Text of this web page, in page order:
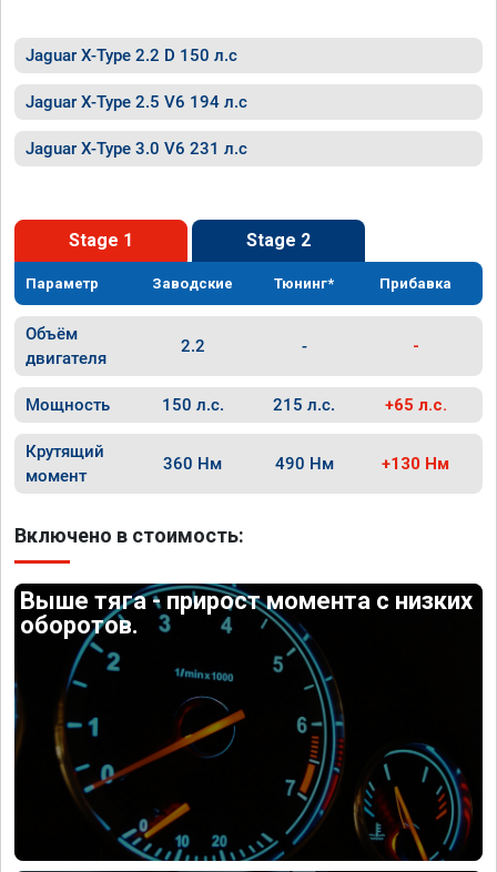
Jaguar X-Type 2.2 D 150 л.с
Jaguar X-Type 2.5 V6 194 л.с
Jaguar X-Type 3.0 V6 231 л.с
Stage 1 Stage 2
Параметр Заводские Тюнинг* Прибавка
Объём
двигателя
2.2 - -
Мощность 150 л.с. 215 л.с. +65 л.с.
Крутящий
момент
360 Нм 490 Нм +130 Нм
Включено в стоимость:
Выше тяга - прирост момента с низких
оборотов.